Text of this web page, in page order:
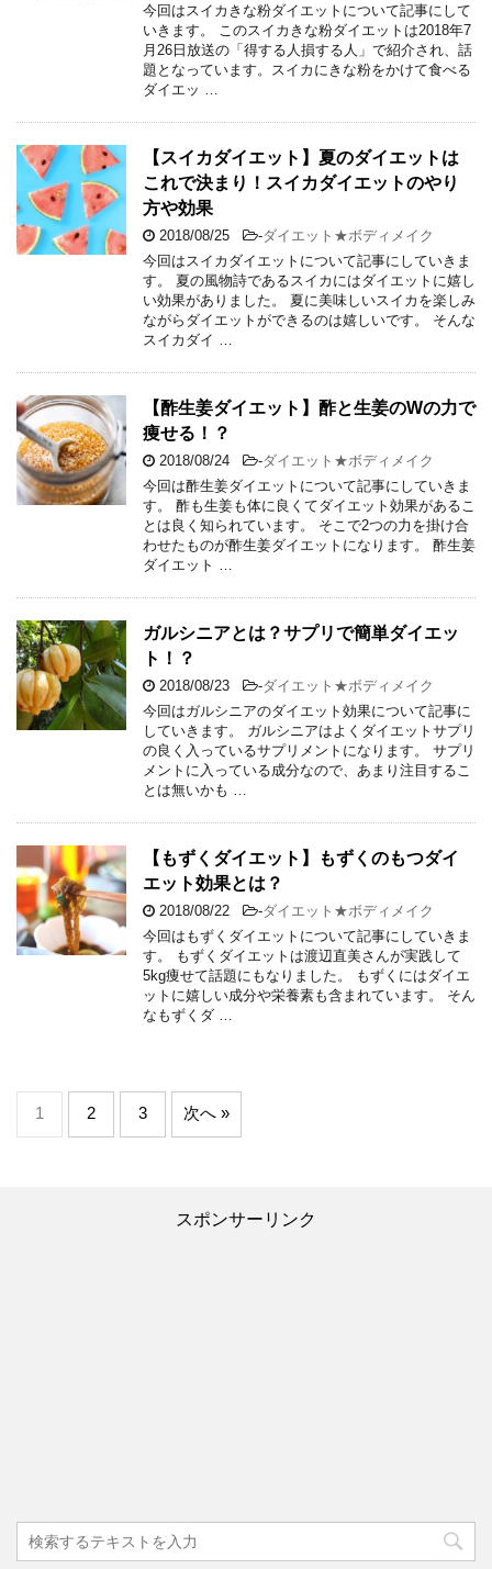
今回はスイカきな粉ダイエットについて記事にして
いきます。 このスイカきな粉ダイエットは2018年7
月26日放送の「得する人損する人」で紹介され、話
題となっています。スイカにきな粉をかけて食べる
ダイエッ …
【スイカダイエット】夏のダイエットは
これで決まり！スイカダイエットのやり
方や効果
2018/08/25 -ダイエット★ボディメイク
今回はスイカダイエットについて記事にしていきま
す。 夏の風物詩であるスイカにはダイエットに嬉し
い効果がありました。 夏に美味しいスイカを楽しみ
ながらダイエットができるのは嬉しいです。 そんな
スイカダイ …
【酢生姜ダイエット】酢と生姜のWの力で
痩せる！？
2018/08/24 -ダイエット★ボディメイク
今回は酢生姜ダイエットについて記事にしていきま
す。 酢も生姜も体に良くてダイエット効果があるこ
とは良く知られています。 そこで2つの力を掛け合
わせたものが酢生姜ダイエットになります。 酢生姜
ダイエット …
ガルシニアとは？サプリで簡単ダイエッ
ト！？
2018/08/23 -ダイエット★ボディメイク
今回はガルシニアのダイエット効果について記事に
していきます。 ガルシニアはよくダイエットサプリ
の良く入っているサプリメントになります。 サプリ
メントに入っている成分なので、あまり注目するこ
とは無いかも …
【もずくダイエット】もずくのもつダイ
エット効果とは？
2018/08/22 -ダイエット★ボディメイク
今回はもずくダイエットについて記事にしていきま
す。 もずくダイエットは渡辺直美さんが実践して
5kg痩せて話題にもなりました。 もずくにはダイエ
ットに嬉しい成分や栄養素も含まれています。 そん
なもずくダ …
1 2 3 次へ »
スポンサーリンク